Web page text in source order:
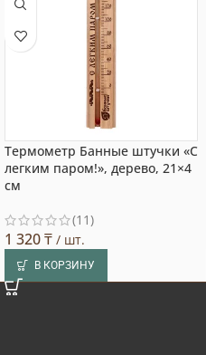
Термометр Банные штучки «С
легким паром!», дерево, 21×4
см
(11)
1 320₸ / шт.
В КОРЗИНУ